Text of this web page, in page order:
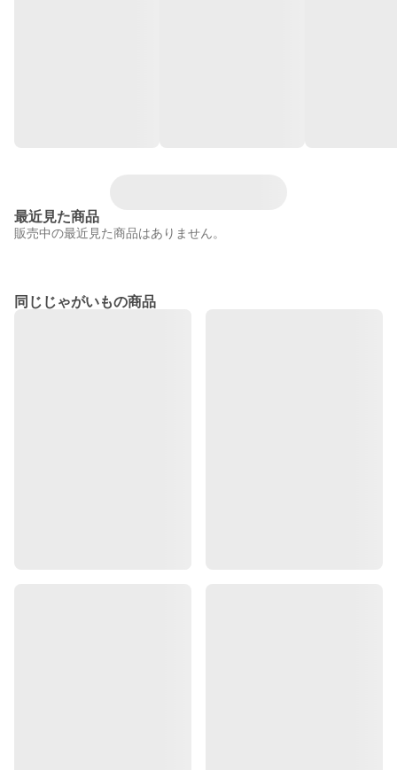
最近見た商品
販売中の最近見た商品はありません。
同じじゃがいもの商品